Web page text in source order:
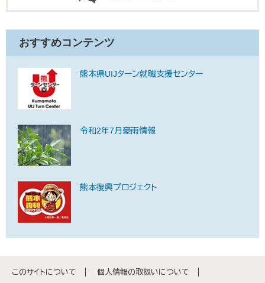
おすすめコンテンツ
熊本県UIJターン就職支援センター
令和2年7月豪雨情報
熊本復興プロジェクト
このサイトについて 個人情報の取扱いについて